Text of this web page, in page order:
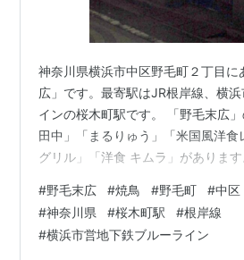
神奈川県横浜市中区野毛町２丁目に
広」です。最寄駅はJR根岸線、横
インの桜木町駅です。 「野毛末広
田中」「まるりゅう」「米国風洋食
グリル」「洋食 キムラ」があります
morigen1.hatenablog.com
毛に美味しい焼鳥店があると聞き行
で行ってきました。お店に行くと2
#野毛末広 #焼鳥 #野毛町 #中区
#神奈川県 #桜木町駅 #根岸線
#横浜市営地下鉄ブルーライン